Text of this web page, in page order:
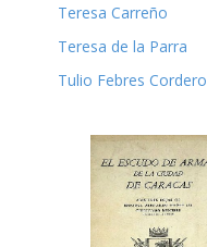
Teresa Carreño
Teresa de la Parra
Tulio Febres Cordero